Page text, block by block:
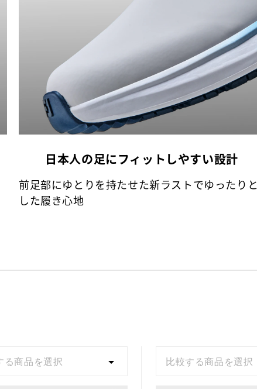
日本人の足にフィットしやすい設計
前足部にゆとりを持たせた新ラストでゆったりと
した履き心地
る商品を選択 比較する商品を選択